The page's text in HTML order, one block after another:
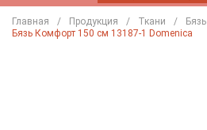
Главная Продукция Ткани
Бязь
Бязь Комфорт 150 см 13187-1 Domenica